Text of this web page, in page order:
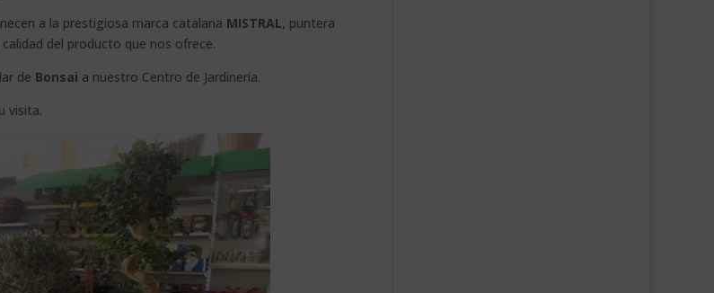
a la prestigiosa marca catalana MISTRAL, puntera
del producto que nos ofrece.
de Bonsai a nuestro Centro de Jardinería.
visita.